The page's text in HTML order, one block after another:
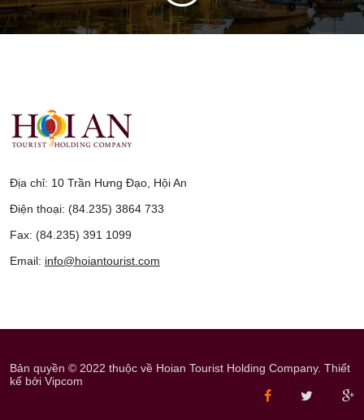
Địa chỉ: 10 Trần Hưng Đạo, Hội An
Điện thoại: (84.235) 3864 733
Fax: (84.235) 391 1099
Email: info@hoiantourist.com
Bản quyền © 2022 thuộc về Hoian Tourist Holding Company. Thiết
kế bởi Vipcom